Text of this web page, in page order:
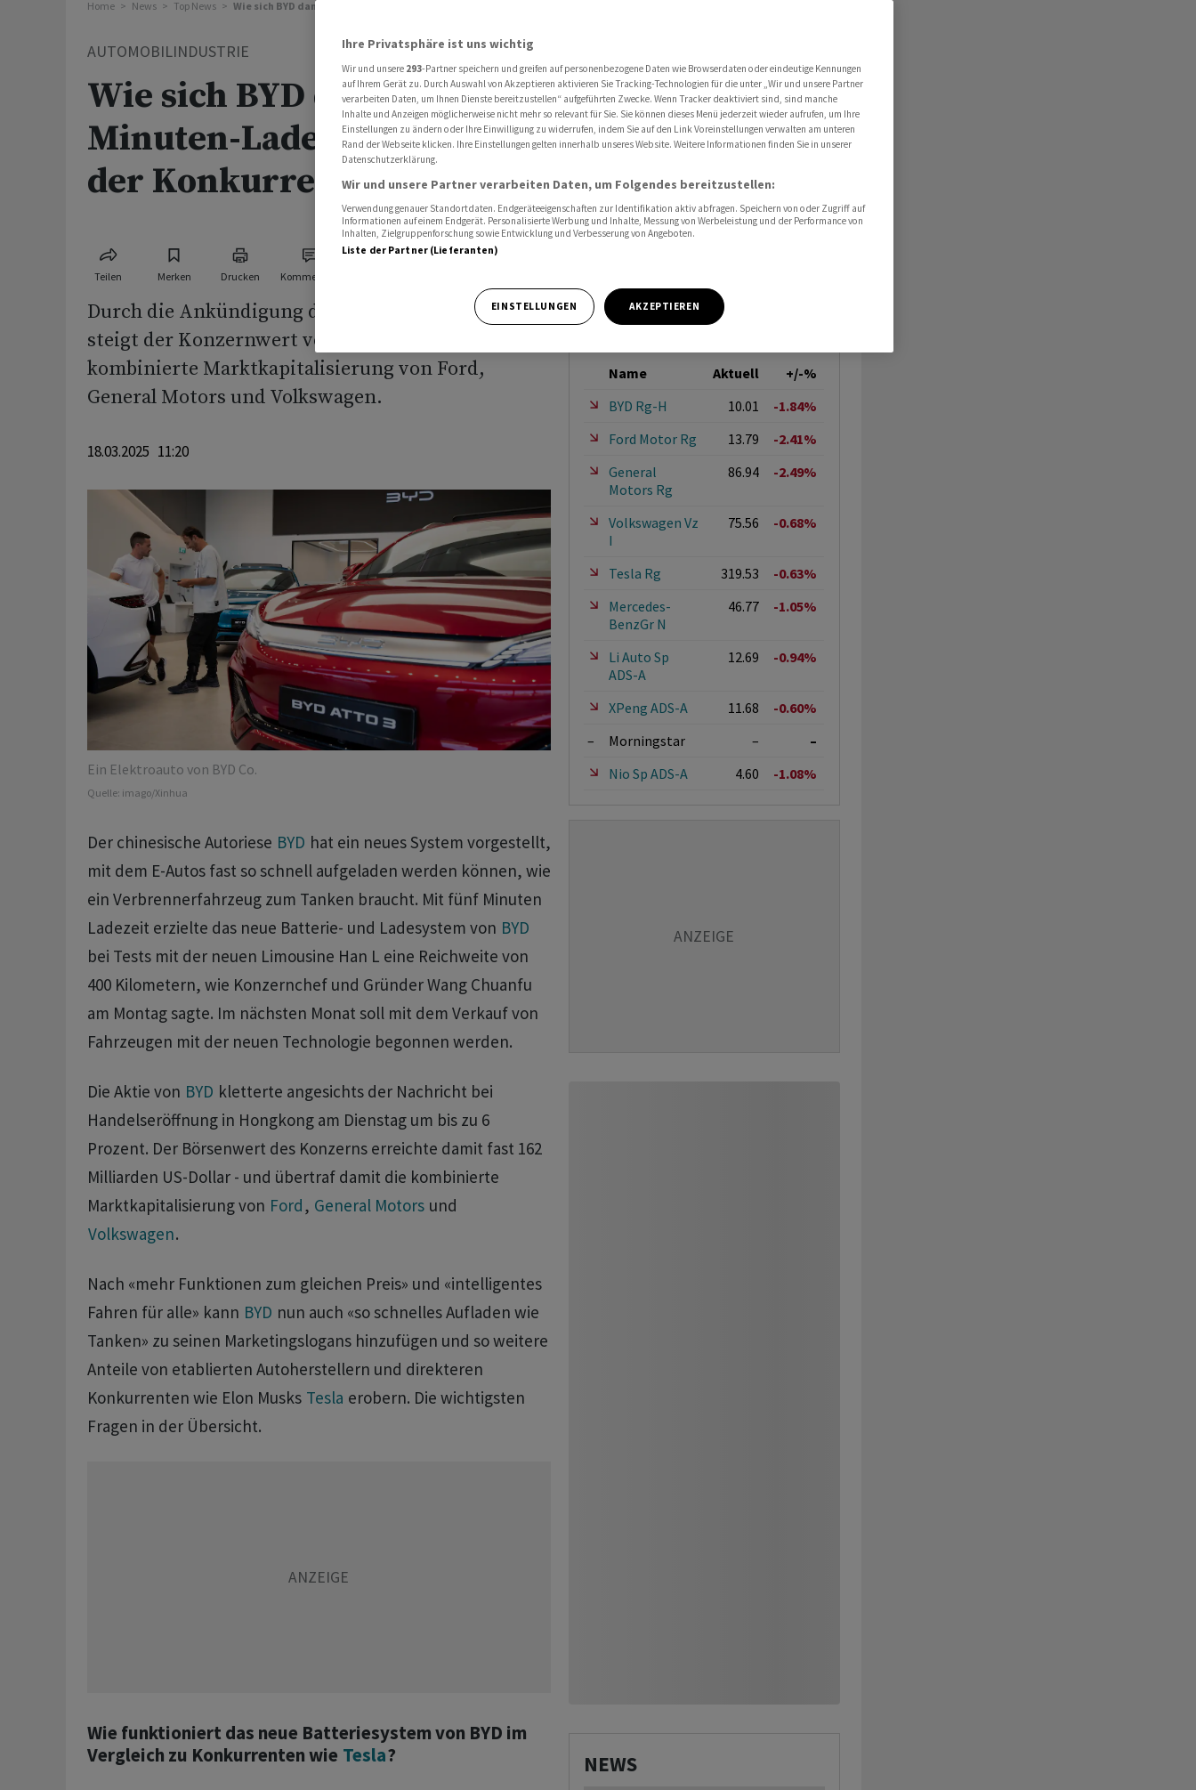
Home News Top News Wie sich BYD dank Fünf-Minuten-Ladesystem von der Konkurrenz abhebt
AUTOMOBILINDUSTRIE
Wie sich BYD dank Fünf-
Minuten-Ladesystem von
der Konkurrenz abhebt
Teilen Merken Drucken Kommentare
Durch die Ankündigung des neuen Ladesystems
steigt der Konzernwert von BYD über die
kombinierte Marktkapitalisierung von Ford,
General Motors und Volkswagen.
18.03.2025 11:20
Ein Elektroauto von BYD Co.
Quelle: imago/Xinhua
Der chinesische Autoriese BYD hat ein neues System vorgestellt,
mit dem E-Autos fast so schnell aufgeladen werden können, wie
ein Verbrennerfahrzeug zum Tanken braucht. Mit fünf Minuten
Ladezeit erzielte das neue Batterie- und Ladesystem von BYD
bei Tests mit der neuen Limousine Han L eine Reichweite von
400 Kilometern, wie Konzernchef und Gründer Wang Chuanfu
am Montag sagte. Im nächsten Monat soll mit dem Verkauf von
Fahrzeugen mit der neuen Technologie begonnen werden.
Die Aktie von BYD kletterte angesichts der Nachricht bei
Handelseröffnung in Hongkong am Dienstag um bis zu 6
Prozent. Der Börsenwert des Konzerns erreichte damit fast 162
Milliarden US-Dollar - und übertraf damit die kombinierte
Marktkapitalisierung von Ford, General Motors und
Volkswagen.
Nach «mehr Funktionen zum gleichen Preis» und «intelligentes
Fahren für alle» kann BYD nun auch «so schnelles Aufladen wie
Tanken» zu seinen Marketingslogans hinzufügen und so weitere
Anteile von etablierten Autoherstellern und direkteren
Konkurrenten wie Elon Musks Tesla erobern. Die wichtigsten
Fragen in der Übersicht.
Wie funktioniert das neue Batteriesystem von BYD im
Vergleich zu Konkurrenten wie Tesla?
Name Aktuell
+/-%
BYD Rg-H
10.01
-1.84%
Ford Motor Rg
13.79
-2.41%
General
Motors Rg
86.94 -2.49%
Volkswagen Vz
I
75.56 -0.68%
Tesla Rg 319.53
-0.63%
Mercedes-
BenzGr N
46.77 -1.05%
Li Auto Sp
ADS-A
12.69 -0.94%
XPeng ADS-A 11.68
-0.60%
–
Morningstar –
–
Nio Sp ADS-A
4.60 -1.08%
NEWS
Ihre Privatsphäre ist uns wichtig
Wir und unsere 293-Partner speichern und greifen auf personenbezogene Daten wie Browserdaten oder eindeutige Kennungen
auf Ihrem Gerät zu. Durch Auswahl von Akzeptieren aktivieren Sie Tracking-Technologien für die unter „Wir und unsere Partner
verarbeiten Daten, um Ihnen Dienste bereitzustellen“ aufgeführten Zwecke. Wenn Tracker deaktiviert sind, sind manche
Inhalte und Anzeigen möglicherweise nicht mehr so relevant für Sie. Sie können dieses Menü jederzeit wieder aufrufen, um Ihre
Einstellungen zu ändern oder Ihre Einwilligung zu widerrufen, indem Sie auf den Link Voreinstellungen verwalten am unteren
Rand der Webseite klicken. Ihre Einstellungen gelten innerhalb unseres Website. Weitere Informationen finden Sie in unserer
Datenschutzerklärung.
Wir und unsere Partner verarbeiten Daten, um Folgendes bereitzustellen:
Verwendung genauer Standortdaten. Endgeräteeigenschaften zur Identifikation aktiv abfragen. Speichern von oder Zugriff auf
Informationen auf einem Endgerät. Personalisierte Werbung und Inhalte, Messung von Werbeleistung und der Performance von
Inhalten, Zielgruppenforschung sowie Entwicklung und Verbesserung von Angeboten.
Liste der Partner (Lieferanten)
EINSTELLUNGEN AKZEPTIEREN